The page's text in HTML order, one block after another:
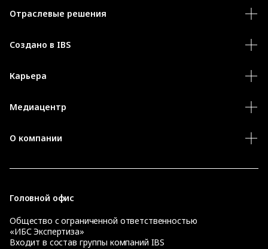
Отраслевые решения
Создано в IBS
Карьера
Медиацентр
О компании
Головной офис
Общество с ограниченной ответственностью
«ИБС Экспертиза»
Входит в состав группы компаний IBS